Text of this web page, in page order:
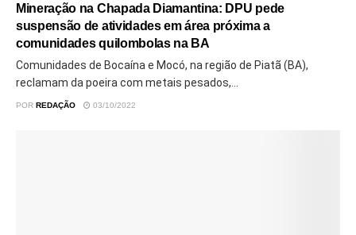
Mineração na Chapada Diamantina: DPU pede
suspensão de atividades em área próxima a
comunidades quilombolas na BA
Comunidades de Bocaína e Mocó, na região de Piatã (BA),
reclamam da poeira com metais pesados,...
POR REDAÇÃO 03/10/2022